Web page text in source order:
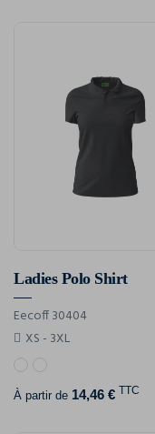
Ladies Polo Shirt
Eecoff 30404
XS - 3XL
À partir de 14,46 € TTC